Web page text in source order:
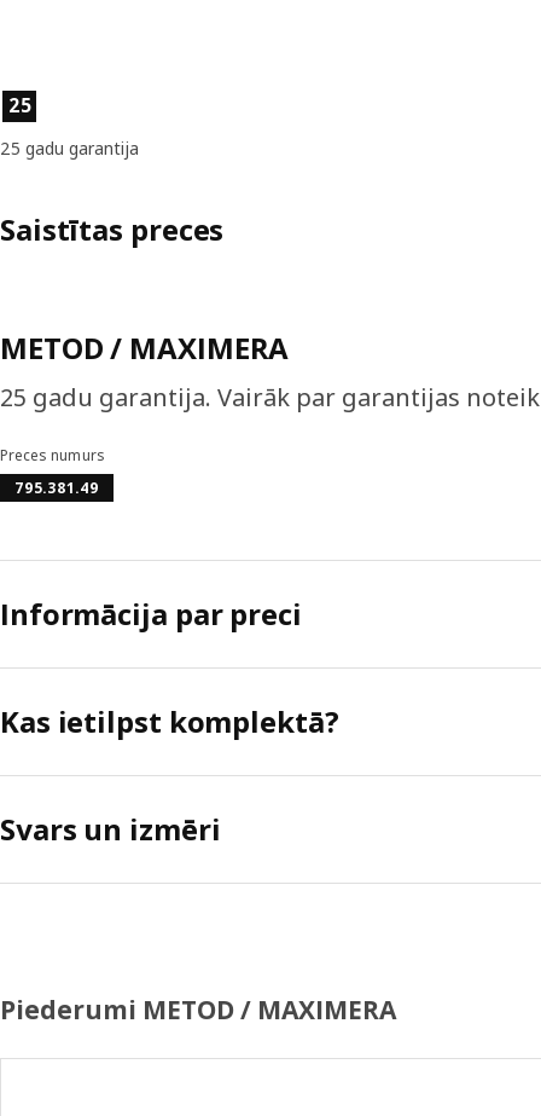
Preces īpašības
25
25 gadu garantija
Saistītas preces
METOD / MAXIMERA
25 gadu garantija. Vairāk par garantijas
Preces numurs
795.381.49
Informācija par preci
Kas ietilpst komplektā?
Svars un izmēri
Piederumi METOD / MAXIMERA